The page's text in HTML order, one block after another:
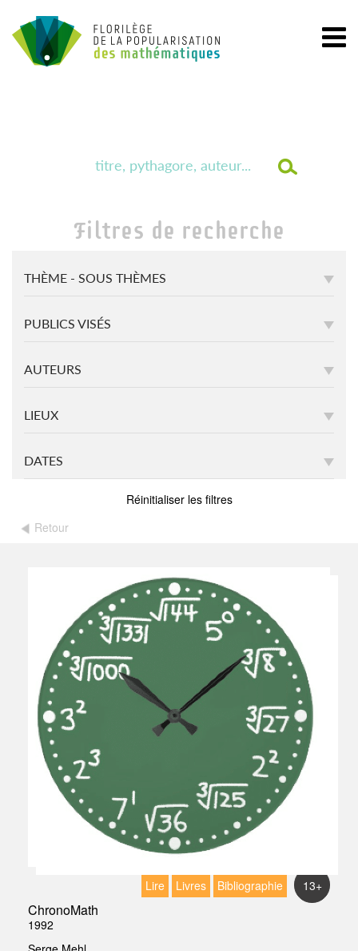
Filtres de recherche
THÈME - SOUS THÈMES
PUBLICS VISÉS
AUTEURS
LIEUX
DATES
Réinitialiser les filtres
Retour
Lire Livres Bibliographie 13+
ChronoMath
1992